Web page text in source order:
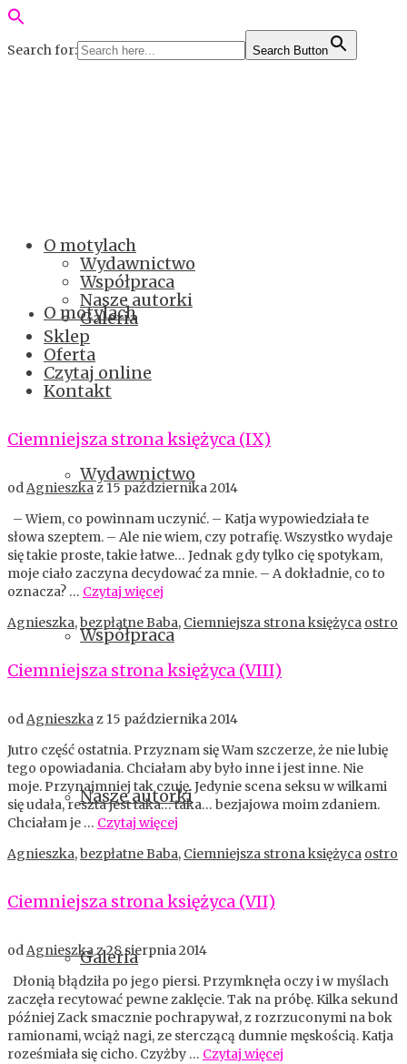
Search for: Search Button
O motylach
Wydawnictwo
Współpraca
Nasze autorki
Galeria
O motylach
Wydawnictwo
Współpraca
Nasze autorki
Galeria
Sklep
Oferta
Czytaj online
Kontakt
Ciemniejsza strona księżyca (IX)
odAgnieszkaz 15 października 2014
– Wiem, co powinnam uczynić. – Katja wypowiedziała te
słowa szeptem. – Ale nie wiem, czy potrafię. Wszystko wydaje
się takie proste, takie łatwe… Jednak gdy tylko cię spotykam,
moje ciało zaczyna decydować za mnie. – A dokładnie, co to
oznacza? … Czytaj więcej
Agnieszka,bezpłatne Baba, Ciemniejsza strona księżyca ostro
Ciemniejsza strona księżyca (VIII)
odAgnieszkaz 15 października 2014
Jutro część ostatnia. Przyznam się Wam szczerze, że nie lubię
tego opowiadania. Chciałam aby było inne i jest inne. Nie
moje. Przynajmniej tak czuję. Jedynie scena seksu w wilkami
się udała, reszta jest taka… taka… bezjajowa moim zdaniem.
Chciałam je … Czytaj więcej
Agnieszka,bezpłatne Baba, Ciemniejsza strona księżyca ostro
Ciemniejsza strona księżyca (VII)
odAgnieszkaz28 sierpnia 2014
Dłonią błądziła po jego piersi. Przymknęła oczy i w myślach
zaczęła recytować pewne zaklęcie. Tak na próbę. Kilka sekund
później Zack smacznie pochrapywał, z rozrzuconymi na bok
ramionami, wciąż nagi, ze sterczącą dumnie męskością. Katja
roześmiała się cicho. Czyżby … Czytaj więcej